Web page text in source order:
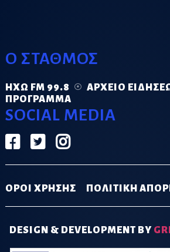
Ο ΣΤΑΘΜΟΣ
ΗΧΏ FM 99.8
ΑΡΧΕΊΟ
ΠΡΌΓΡΑΜΜΑ
SOCIAL MEDIA
ΟΡΟΙ ΧΡΗΣΗΣ ΠΟΛΙΤΙΚΗ
DESIGN & DEVELOPMENT BY